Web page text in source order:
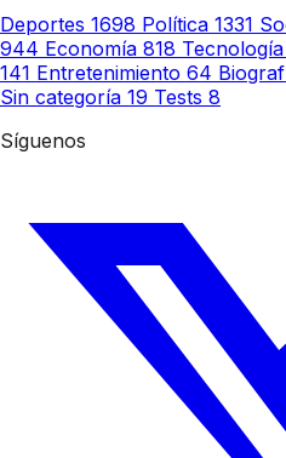
Deportes 1698 Política 1331
944 Economía 818 Tecnología
141 Entretenimiento 64
Sin categoría 19 Tests 8
Síguenos